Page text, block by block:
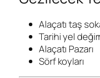
Alaçatı taş
Tarihi yel
Alaçatı Pazarı
Sörf koyları